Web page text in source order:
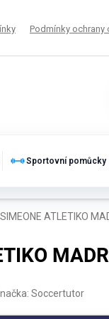
Podmínky ochrany
Sportovní pomůcky
SIMEONE ATLETIKO
Soccertutor